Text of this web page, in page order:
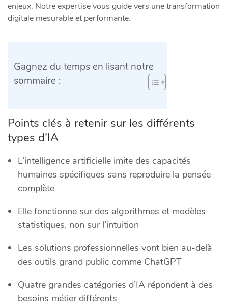
enjeux. Notre expertise vous guide vers une transformation
digitale mesurable et performante.
Gagnez du temps en lisant notre
sommaire :
Points clés à retenir sur les différents
types d’IA
L’intelligence artificielle imite des capacités
humaines spécifiques sans reproduire la pensée
complète
Elle fonctionne sur des algorithmes et modèles
statistiques, non sur l’intuition
Les solutions professionnelles vont bien au-delà
des outils grand public comme ChatGPT
Quatre grandes catégories d’IA répondent à des
besoins métier différents